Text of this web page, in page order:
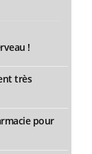
!
très
pour